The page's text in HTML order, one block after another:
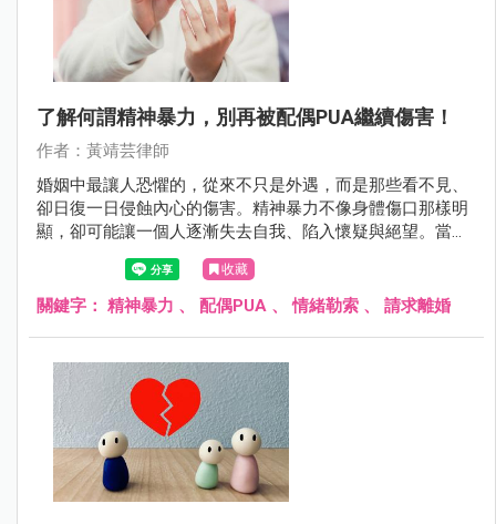
了解何謂精神暴力，別再被配偶PUA繼續傷害！
作者：黃靖芸律師
婚姻中最讓人恐懼的，從來不只是外遇，而是那些看不見、
卻日復一日侵蝕內心的傷害。精神暴力不像身體傷口那樣明
顯，卻可能讓一個人逐漸失去自我、陷入懷疑與絕望。當愛
變成控制、關心變成貶低，關係就已經悄悄變質。
收藏
關鍵字： 精神暴力 、 配偶PUA 、情緒勒索 、 請求離婚